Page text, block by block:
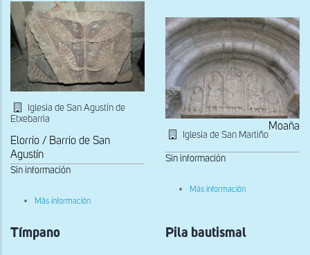
Iglesia de San Agustín de
Etxebarria
Elorrio / Barrio de San
Agustín
Sin información
Más información
Iglesia de San Martiño
Moaña
Sin información
Más información
occidental
Tímpano Pila bautismal